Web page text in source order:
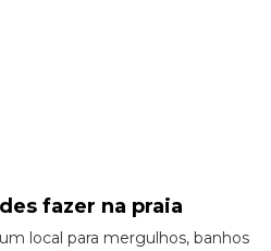
fazer na praia
local para mergulhos, banhos